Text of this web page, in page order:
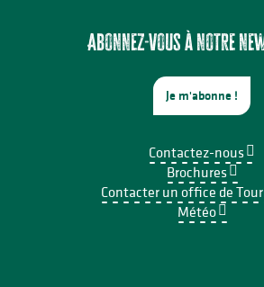
Abonnez-vous à notre
Je m'abonne !
Contactez-nous
Brochures
Contacter un office de
Météo